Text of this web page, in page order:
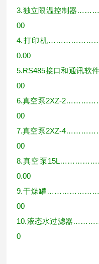
3.独立限温控制器
00
4.打印机
0.00
5.RS485接口和通讯软件
00
6.真空泵2XZ-
00
7.真空泵2XZ-
00
8.真空泵
0.00
9.干燥罐
00
10.液态水过滤器
0